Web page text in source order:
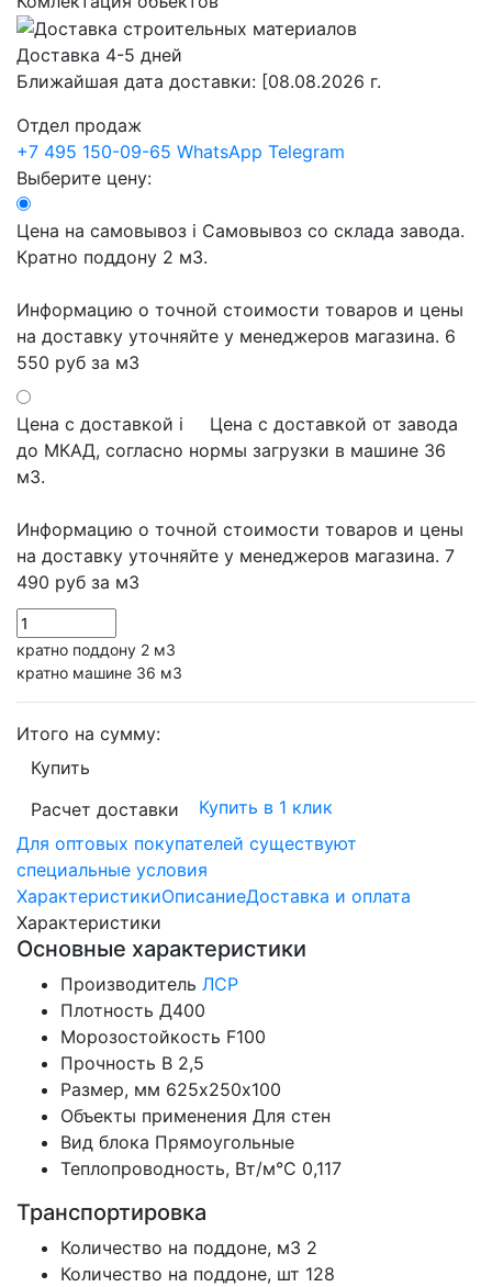
Доставка 4-5 дней
Ближайшая дата доставки: [08.08.2026 г.
Отдел продаж
+7 495 150-09-65 WhatsApp Telegram
Выберите цену:
Цена на самовывоз i Самовывоз со склада завода.
Кратно поддону 2 м3.
Информацию о точной стоимости товаров и цены
на доставку уточняйте у менеджеров магазина. 6
550 руб за м3
Цена с доставкой i
Цена с доставкой от завода
до МКАД, согласно нормы загрузки в машине 36
м3.
Информацию о точной стоимости товаров и цены
на доставку уточняйте у менеджеров магазина. 7
490 руб за м3
кратно поддону 2 м3
кратно машине 36 м3
Итого на сумму:
Купить
Расчет доставки
Купить в 1 клик
Для оптовых покупателей существуют
специальные условия
ХарактеристикиОписаниеДоставка и оплата
Характеристики
Основные характеристики
Производитель ЛСР
Плотность Д400
Морозостойкость F100
Прочность B 2,5
Размер, мм 625х250х100
Объекты применения Для стен
Вид блока Прямоугольные
Теплопроводность, Вт/м°С 0,117
Транспортировка
Количество на поддоне, м3 2
Количество на поддоне, шт 128